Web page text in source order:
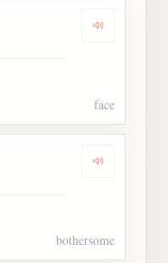
Dengarkan
face
Dengarkan
bothersome